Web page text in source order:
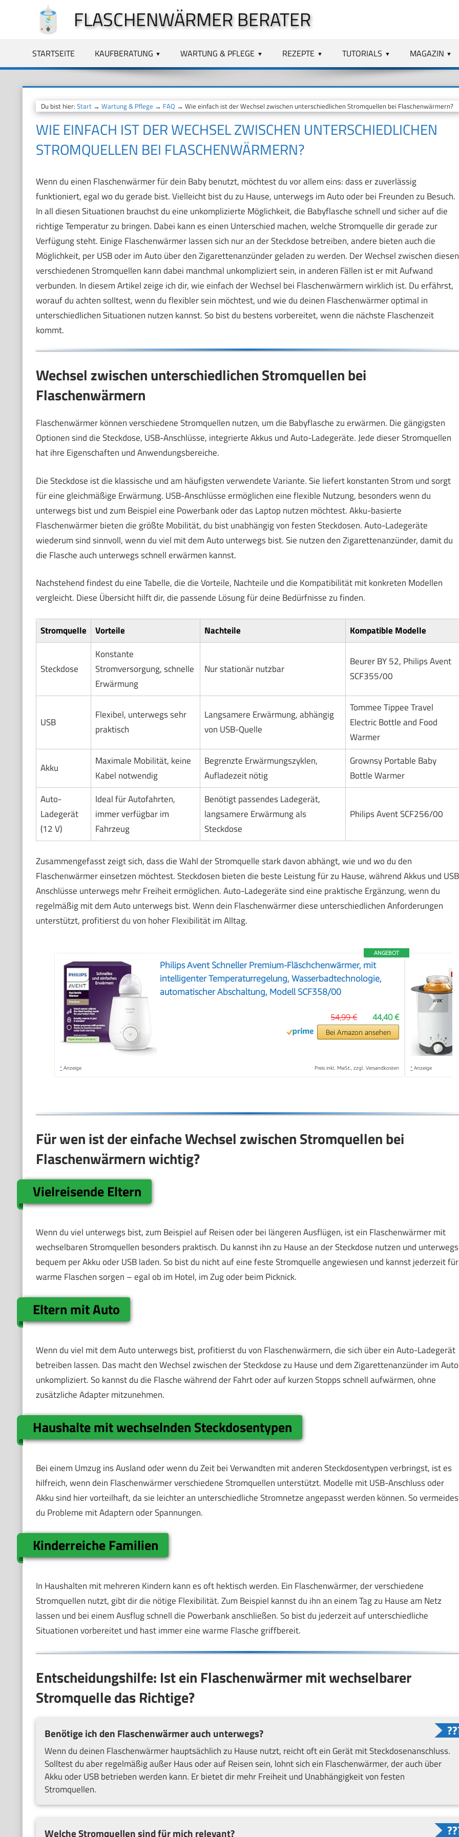
springen
FLASCHENWÄRMER BERATER
STARTSEITE KAUFBERATUNG WARTUNG & PFLEGE REZEPTE TUTORIALS MAGAZIN
Du bist hier: Start→ Wartung & Pflege → FAQ → Wie einfach ist der Wechsel zwischen unterschiedlichen Stromquellen bei Flaschenwärmern?
WIE EINFACH IST DER WECHSEL ZWISCHEN UNTERSCHIEDLICHEN
STROMQUELLEN BEI FLASCHENWÄRMERN?
Wenn du einen Flaschenwärmer für dein Baby benutzt, möchtest du vor allem eins: dass er zuverlässig
funktioniert, egal wo du gerade bist. Vielleicht bist du zu Hause, unterwegs im Auto oder bei Freunden zu Besuch.
In all diesen Situationen brauchst du eine unkomplizierte Möglichkeit, die Babyflasche schnell und sicher auf die
richtige Temperatur zu bringen. Dabei kann es einen Unterschied machen, welche Stromquelle dir gerade zur
Verfügung steht. Einige Flaschenwärmer lassen sich nur an der Steckdose betreiben, andere bieten auch die
Möglichkeit, per USB oder im Auto über den Zigarettenanzünder geladen zu werden. Der Wechsel zwischen diesen
verschiedenen Stromquellen kann dabei manchmal unkompliziert sein, in anderen Fällen ist er mit Aufwand
verbunden. In diesem Artikel zeige ich dir, wie einfach der Wechsel bei Flaschenwärmern wirklich ist. Du erfährst,
worauf du achten solltest, wenn du flexibler sein möchtest, und wie du deinen Flaschenwärmer optimal in
unterschiedlichen Situationen nutzen kannst. So bist du bestens vorbereitet, wenn die nächste Flaschenzeit
kommt.
Wechsel zwischen unterschiedlichen Stromquellen bei
Flaschenwärmern
Flaschenwärmer können verschiedene Stromquellen nutzen, um die Babyflasche zu erwärmen. Die gängigsten
Optionen sind die Steckdose, USB-Anschlüsse, integrierte Akkus und Auto-Ladegeräte. Jede dieser Stromquellen
hat ihre Eigenschaften und Anwendungsbereiche.
Die Steckdose ist die klassische und am häufigsten verwendete Variante. Sie liefert konstanten Strom und sorgt
für eine gleichmäßige Erwärmung. USB-Anschlüsse ermöglichen eine flexible Nutzung, besonders wenn du
unterwegs bist und zum Beispiel eine Powerbank oder das Laptop nutzen möchtest. Akku-basierte
Flaschenwärmer bieten die größte Mobilität, du bist unabhängig von festen Steckdosen. Auto-Ladegeräte
wiederum sind sinnvoll, wenn du viel mit dem Auto unterwegs bist. Sie nutzen den Zigarettenanzünder, damit du
die Flasche auch unterwegs schnell erwärmen kannst.
Nachstehend findest du eine Tabelle, die die Vorteile, Nachteile und die Kompatibilität mit konkreten Modellen
vergleicht. Diese Übersicht hilft dir, die passende Lösung für deine Bedürfnisse zu finden.
Stromquelle Vorteile Nachteile Kompatible Modelle
Steckdose
Konstante
Stromversorgung, schnelle
Erwärmung
Nur stationär nutzbar
Beurer BY 52, Philips Avent
SCF355/00
USB
Flexibel, unterwegs sehr
praktisch
Langsamere Erwärmung, abhängig
von USB-Quelle
Tommee Tippee Travel
Electric Bottle and Food
Warmer
Akku
Maximale Mobilität, keine
Kabel notwendig
Begrenzte Erwärmungszyklen,
Aufladezeit nötig
Grownsy Portable Baby
Bottle Warmer
Auto-
Ladegerät
(12 V)
Ideal für Autofahrten,
immer verfügbar im
Fahrzeug
Benötigt passendes Ladegerät,
langsamere Erwärmung als
Steckdose
Philips Avent SCF256/00
Zusammengefasst zeigt sich, dass die Wahl der Stromquelle stark davon abhängt, wie und wo du den
Flaschenwärmer einsetzen möchtest. Steckdosen bieten die beste Leistung für zu Hause, während Akkus und
Anschlüsse unterwegs mehr Freiheit ermöglichen. Auto-Ladegeräte sind eine praktische Ergänzung, wenn du
regelmäßig mit dem Auto unterwegs bist. Wenn dein Flaschenwärmer diese unterschiedlichen Anforderungen
unterstützt, profitierst du von hoher Flexibilität im Alltag.
ANGEBOT
Philips Avent Schneller Premium-Fläschchenwärmer, mit
intelligenter Temperaturregelung, Wasserbadtechnologie,
automatischer Abschaltung, Modell SCF358/00
44,40 €
54,99 €
Bei Amazon ansehen
* Anzeige Preis inkl. MwSt., zzgl. Versandkosten * Anzeige
❯
Für wen ist der einfache Wechsel zwischen Stromquellen bei
Flaschenwärmern wichtig?
Vielreisende Eltern
Wenn du viel unterwegs bist, zum Beispiel auf Reisen oder bei längeren Ausflügen, ist ein Flaschenwärmer mit
wechselbaren Stromquellen besonders praktisch. Du kannst ihn zu Hause an der Steckdose nutzen und unterwegs
bequem per Akku oder USB laden. So bist du nicht auf eine feste Stromquelle angewiesen und kannst jederzeit für
warme Flaschen sorgen – egal ob im Hotel, im Zug oder beim Picknick.
Eltern mit Auto
Wenn du viel mit dem Auto unterwegs bist, profitierst du von Flaschenwärmern, die sich über ein Auto-Ladegerät
betreiben lassen. Das macht den Wechsel zwischen der Steckdose zu Hause und dem Zigarettenanzünder im Auto
unkompliziert. So kannst du die Flasche während der Fahrt oder auf kurzen Stopps schnell aufwärmen, ohne
zusätzliche Adapter mitzunehmen.
Haushalte mit wechselnden Steckdosentypen
Bei einem Umzug ins Ausland oder wenn du Zeit bei Verwandten mit anderen Steckdosentypen verbringst, ist es
hilfreich, wenn dein Flaschenwärmer verschiedene Stromquellen unterstützt. Modelle mit USB-Anschluss oder
Akku sind hier vorteilhaft, da sie leichter an unterschiedliche Stromnetze angepasst werden können. So
du Probleme mit Adaptern oder Spannungen.
Kinderreiche Familien
In Haushalten mit mehreren Kindern kann es oft hektisch werden. Ein Flaschenwärmer, der verschiedene
Stromquellen nutzt, gibt dir die nötige Flexibilität. Zum Beispiel kannst du ihn an einem Tag zu Hause am Netz
lassen und bei einem Ausflug schnell die Powerbank anschließen. So bist du jederzeit auf unterschiedliche
Situationen vorbereitet und hast immer eine warme Flasche griffbereit.
Entscheidungshilfe: Ist ein Flaschenwärmer mit wechselbarer
Stromquelle das Richtige?
Benötige ich den Flaschenwärmer auch unterwegs?
Wenn du deinen Flaschenwärmer hauptsächlich zu Hause nutzt, reicht oft ein Gerät mit Steckdosenanschluss.
Solltest du aber regelmäßig außer Haus oder auf Reisen sein, lohnt sich ein Flaschenwärmer, der auch über
Akku oder USB betrieben werden kann. Er bietet dir mehr Freiheit und Unabhängigkeit von festen
Stromquellen.
Welche Stromquellen sind für mich relevant?